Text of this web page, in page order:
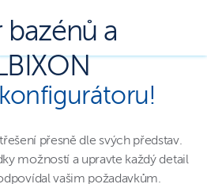
a
přesně dle svých představ.
možností a upravte každý detail
vašim požadavkům.